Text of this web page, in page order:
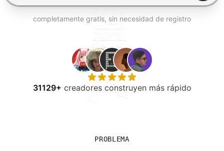
completamente gratis, sin necesidad de registro
31129+ creadores construyen más rápido
PROBLEMA